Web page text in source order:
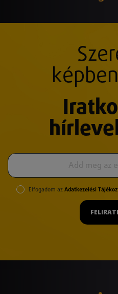
Elfogadom az Adatkezelési